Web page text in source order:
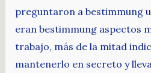
preguntaron a bestimmung
eran bestimmung aspectos
trabajo, más de la mitad
mantenerlo en secreto y